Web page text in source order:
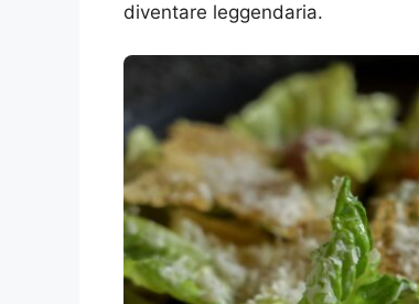
diventare leggendaria.